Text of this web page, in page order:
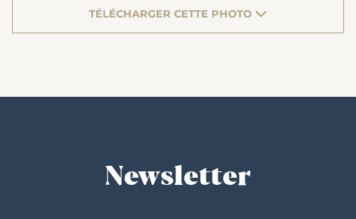
TÉLÉCHARGER CETTE PHOTO
Newsletter